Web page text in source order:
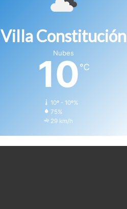
Villa Constitución
Nubes
10 ℃
10º - 10º%
75%
29 km/h